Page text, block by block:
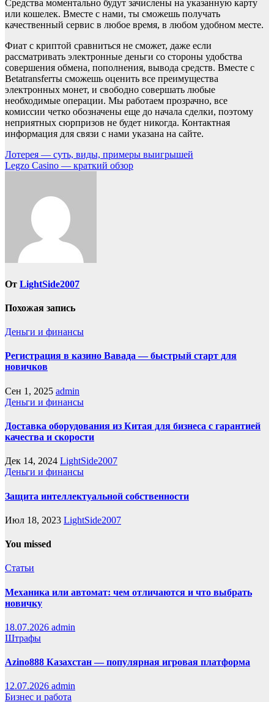
Средства моментально будут зачислены на указанную карту
или кошелек. Вместе с нами, ты сможешь получать
качественный сервис в любое время, в любом удобном месте.
Фиат с криптой сравниться не сможет, даже если
рассматривать электронные деньги со стороны удобства
совершения обмена, пополнения, вывода средств. Вместе с
Betatransferты сможешь оценить все преимущества
электронных монет, и свободно совершать любые
необходимые операции. Мы работаем прозрачно, все
комиссии четко обозначены еще до начала сделки, поэтому
неприятных сюрпризов не будет никогда. Контактная
информация для связи с нами указана на сайте.
Навигация
по
Лотерея — суть, виды, примеры выигрышей
Legzo Casino — краткий обзор
От LightSide2007
Похожая запись
Деньги и финансы
Регистрация в казино Вавада — быстрый старт для
новичков
Сен 1, 2025 admin
Деньги и финансы
Доставка оборудования из Китая для бизнеса с гарантией
качества и скорости
Дек 14, 2024 LightSide2007
Деньги и финансы
Защита интеллектуальной собственности
Июл 18, 2023 LightSide2007
You missed
Статьи
Механика или автомат: чем отличаются и что выбрать
новичку
18.07.2026 admin
Штрафы
Azino888 Казахстан — популярная игровая платформа
12.07.2026 admin
Бизнес и работа